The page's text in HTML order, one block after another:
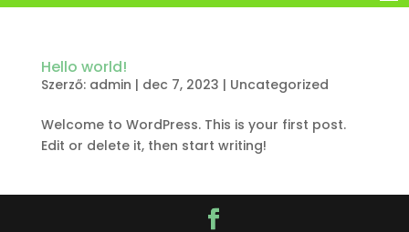
Hello world!
Szerző: admin | dec 7, 2023 | Uncategorized
Welcome to WordPress. This is your first post.
Edit or delete it, then start writing!